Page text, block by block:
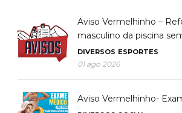
Aviso Vermelhinho –
masculino da piscina
DIVERSOS ESPORTES
01 ago 2026
Aviso Vermelhinho-